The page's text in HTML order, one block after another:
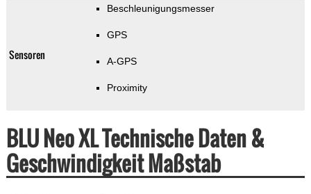
Sensoren
Beschleunigungsmesser
GPS
A-GPS
Proximity
BLU Neo XL Technische Daten &
Geschwindigkeit Maßstab